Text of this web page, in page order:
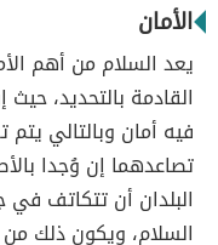
الأمان
يعد السلام من أهم
القادمة بالتحديد،
فيه أمان وبالتالي
تصاعدهما إن وُجدا
البلدان أن تتكاتف
السلام، ويكون ذلك